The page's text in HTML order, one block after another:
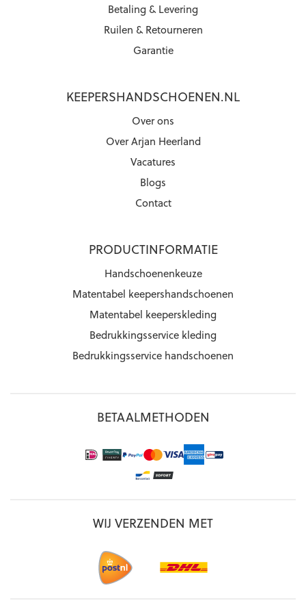
Betaling & Levering
Ruilen & Retourneren
Garantie
KEEPERSHANDSCHOENEN.NL
Over ons
Over Arjan Heerland
Vacatures
Blogs
Contact
PRODUCTINFORMATIE
Handschoenenkeuze
Matentabel keepershandschoenen
Matentabel keeperskleding
Bedrukkingsservice kleding
Bedrukkingsservice handschoenen
BETAALMETHODEN
WIJ VERZENDEN MET